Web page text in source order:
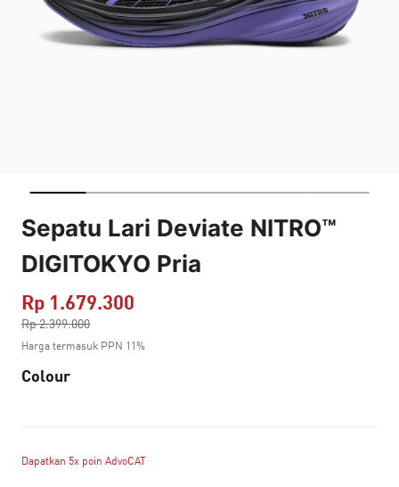
Sepatu Lari Deviate NITRO™
DIGITOKYO Pria
Rp 1.679.300
Rp 2.399.000
ke
Harga termasuk PPN 11%
Colour
Dapatkan 5x poin AdvoCAT